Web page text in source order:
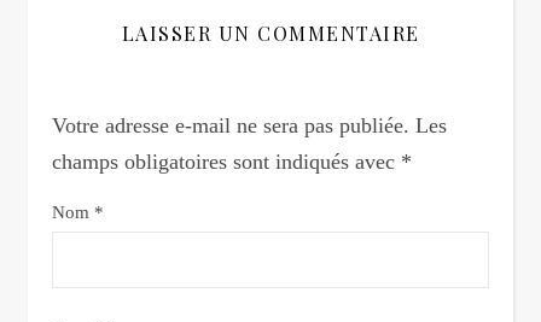
LAISSER UN COMMENTAIRE
Votre adresse e-mail ne sera pas publiée. Les
champs obligatoires sont indiqués avec *
Nom *